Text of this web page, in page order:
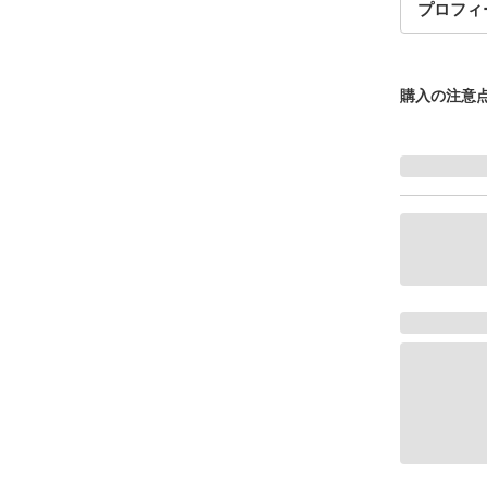
プロフ
購入の注意